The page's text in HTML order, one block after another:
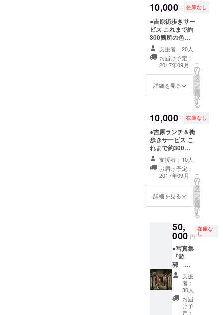
は交通費実費頂
●『全国遊廓案
内』と『全国女
性街ガイド』各2
冊差し上げま
す。 カストリ出
版のベストセ
案内』（2,400円
＋税）と『全国
女性街ガイド』
（5,000円＋税）
し上げます。貴
店でご販売され
てください。
れつつ
ありま
す。今
後、殆
どの遊
廓や赤
線建築
は残り
得ませ
ん。建
築物の
くて
なくと
も情報
は残す
べきと
考えま
した。
10年
後、100
年後、
私のよ
味を持
つ人間
が現れ
たと
き、
「見る
べきも
のが何
も残っ
ていな
かっ
かったのです
が、最低額が
3,000円以上だっ
たので、この値
段になりまし
た。頂戴した
3,000円は、パト
ロン様の方の支
払いに充てま
10,000円 在庫なし
●吉原街歩きサー
ビス これまで約
300箇所の色街
を踏査した店主
渡辺が、吉原遊
廓跡に残る旧跡
を一緒に街歩
き、ご案内しま
す。当地は先の
のはすべて戦後
のものですが、
矩形の街路や、
廓と内と外との
高低差は、今か
ら360年前の
1657年に元吉原
（現 人形町付
近）から移転し
残です。浅草か
ら吉原通いをす
や、遊廓を取り
囲んでいたお歯
黒ドブ跡など、
よく目をこらせ
ば、かつての栄
華を偲ぶ残滓が
随所に残ってい
ます。全国の遊
廓跡を歩き回っ
た店主が、あな
たと一緒に歩い
支援者：20人
お届け予定：
2017年09月
詳細を見る
こ
の
リ
タ
ー
ン
を
選
択
す
る
10,000円 在庫なし
●吉原ランチ＆街
歩きサービス こ
れまで約300箇
所の色街を踏査
した店主が、吉
原遊廓跡に残る
旧跡を一緒に街
歩き、ご案内し
ます。当地は先
るものはすべて
戦後のものです
が、矩形の街路
や、廓と内と外
との高低差は、
今から360年前
の1657年に元吉
原（現 人形町付
近）から移転し
てきたときの名
残です。遊廓を
支援者：10人
お届け予定：
2017年09月
詳細を見る
こ
の
リ
タ
ー
ン
を
選
択
す
る
50,
000 円
在庫な
し
●写真集
『遊
郭 紅
燈の街
区』＜
特別編
集版＞
私が
2012
支援
者：
30人
お届
け予
定：